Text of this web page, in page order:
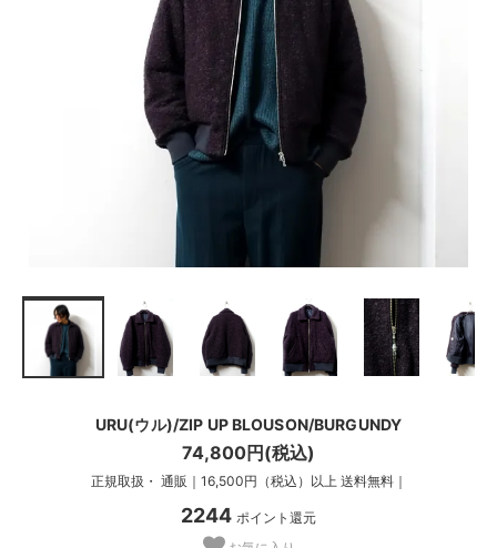
URU(ウル)/ZIP UP BLOUSON/BURGUNDY
74,800円(税込)
正規取扱・ 通販｜16,500円（税込）以上 送料無料｜
2244 ポイント還元